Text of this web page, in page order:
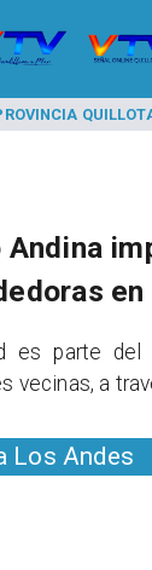
Los Andes
Andina
es parte
vecinas, a